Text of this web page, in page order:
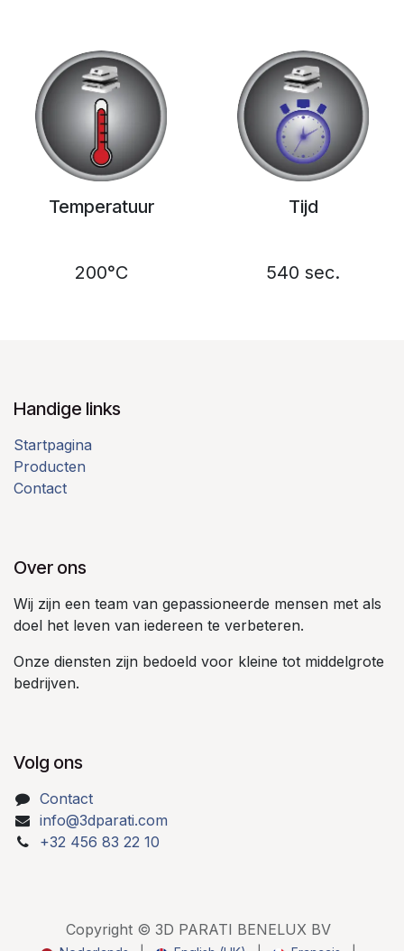
Temperatuur
200°C
Tijd
540 sec.
Handige links
Startpagina
Producten
Contact
Over ons
Wij zijn een team van gepassioneerde mensen met als
doel het leven van iedereen te verbeteren.
Onze diensten zijn bedoeld voor kleine tot middelgrote
bedrijven.
Volg ons
Contact
info@3dparati.com
+32 456 83 22 10
Copyright © 3D PARATI BENELUX BV